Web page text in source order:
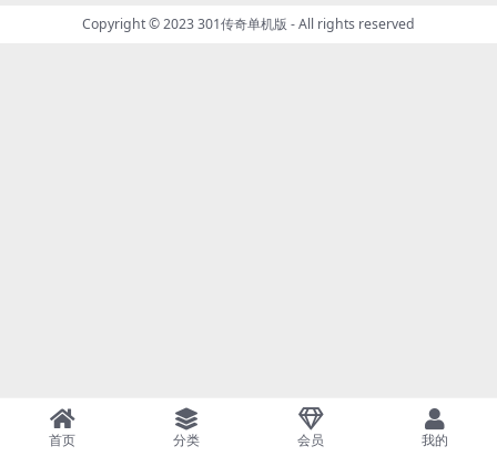
Copyright © 2023301传奇单机版 - All rights reserved
首页 分类 会员 我的